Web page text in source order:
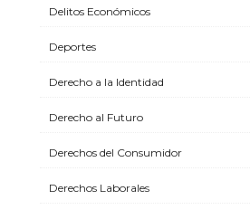
Delitos Económicos
Deportes
Derecho a la Identidad
Derecho al Futuro
Derechos del Consumidor
Derechos Laborales